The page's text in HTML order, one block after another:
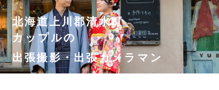
北海道上川郡清水町
カップルの
出張撮影・出張カメラマン